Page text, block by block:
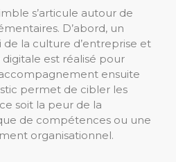
s’articule autour de
D’abord, un
la culture d’entreprise et
est réalisé pour
ensuite
permet de cibler les
soit la peur de la
de compétences ou une
organisationnel.